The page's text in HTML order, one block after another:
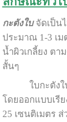
กะตังใบจัดเป็น
ประมาณ 1-3 เ
น้ำผิวเกลี้ยง ต
สั้นๆ
ใบกะตังใบ
โดยออกแบบเรี
25 เซนติเมตร